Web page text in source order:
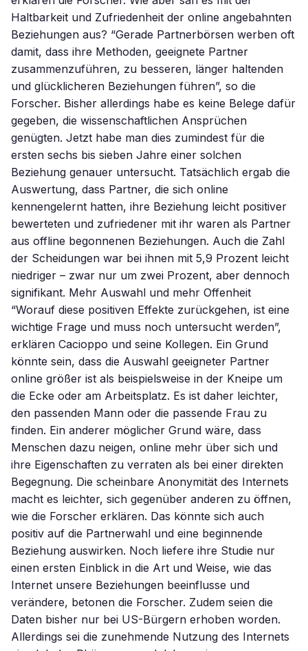
Haltbarkeit und Zufriedenheit der online angebahnten
Beziehungen aus? “Gerade Partnerbörsen werben oft
damit, dass ihre Methoden, geeignete Partner
zusammenzuführen, zu besseren, länger haltenden
und glücklicheren Beziehungen führen”, so die
Forscher. Bisher allerdings habe es keine Belege dafür
gegeben, die wissenschaftlichen Ansprüchen
genügten. Jetzt habe man dies zumindest für die
ersten sechs bis sieben Jahre einer solchen
Beziehung genauer untersucht. Tatsächlich ergab die
Auswertung, dass Partner, die sich online
kennengelernt hatten, ihre Beziehung leicht positiver
bewerteten und zufriedener mit ihr waren als Partner
aus offline begonnenen Beziehungen. Auch die Zahl
der Scheidungen war bei ihnen mit 5,9 Prozent leicht
niedriger – zwar nur um zwei Prozent, aber dennoch
signifikant. Mehr Auswahl und mehr Offenheit
“Worauf diese positiven Effekte zurückgehen, ist eine
wichtige Frage und muss noch untersucht werden”,
erklären Cacioppo und seine Kollegen. Ein Grund
könnte sein, dass die Auswahl geeigneter Partner
online größer ist als beispielsweise in der Kneipe um
die Ecke oder am Arbeitsplatz. Es ist daher leichter,
den passenden Mann oder die passende Frau zu
finden. Ein anderer möglicher Grund wäre, dass
Menschen dazu neigen, online mehr über sich und
ihre Eigenschaften zu verraten als bei einer direkten
Begegnung. Die scheinbare Anonymität des Internets
macht es leichter, sich gegenüber anderen zu öffnen,
wie die Forscher erklären. Das könnte sich auch
positiv auf die Partnerwahl und eine beginnende
Beziehung auswirken. Noch liefere ihre Studie nur
einen ersten Einblick in die Art und Weise, wie das
Internet unsere Beziehungen beeinflusse und
verändere, betonen die Forscher. Zudem seien die
Daten bisher nur bei US-Bürgern erhoben worden.
Allerdings sei die zunehmende Nutzung des Internets